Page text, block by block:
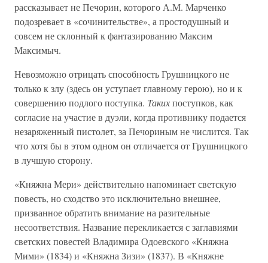
рассказывает не Печорин, которого А.М. Марченко
подозревает в «сочинительстве», а простодушный и
совсем не склонный к фантазированию Максим
Максимыч.
Невозможно отрицать способность Грушницкого не
только к злу (здесь он уступает главному герою), но и к
совершению подлого поступка. Такихпоступков, как
согласие на участие в дуэли, когда противнику подается
незаряженный пистолет, за Печориным не числится. Так
что хотя бы в этом одном он отличается от Грушницкого
в лучшую сторону.
«Княжна Мери» действительно напоминает светскую
повесть, но сходство это исключительно внешнее,
призванное обратить внимание на разительные
несоответствия. Название перекликается с заглавиями
светских повестей Владимира Одоевского «Княжна
Мими» (1834) и «Княжна Зизи» (1837). В «Княжне